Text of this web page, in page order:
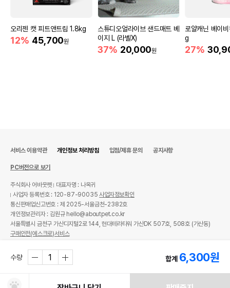
오리젠 캣 피트앤트림 1.8kg
12% 45,700원
스튜디오얼라이브 샌드매트 베
이지 L (라벨X)
37% 20,000원
로얄캐닌 베이
g
27%
수량 합계 6,300원
서비스 이용약관 개인정보 처리방침 입점/제휴 문의 공지사항
PC버전으로 보기
주식회사 어바웃펫
대표자명 : 나옥귀
사업자 등록번호 : 120-87-90035사업자정보확인
통신판매업신고번호 : 제 2025-서울금천-2382호
개인정보관리자 : 김원규 hello@aboutpet.co.kr
서울특별시 금천구 가산디지털2로 144, 현대테라타워 가산DK 507호, 508호 (가산동)
구매안전(에스크로)서비스